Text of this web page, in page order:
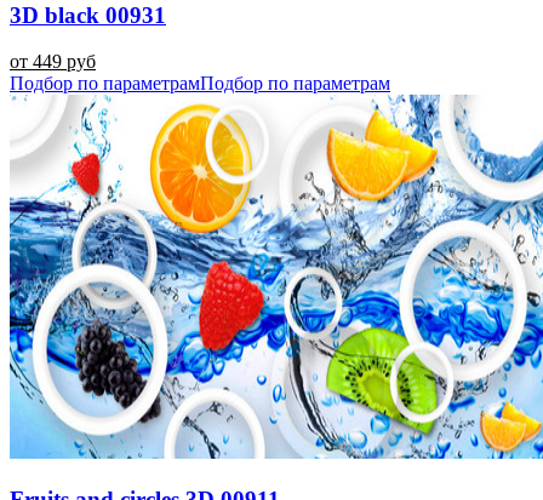
3D black 00931
от 449 руб
Подбор по параметрамПодбор по параметрам